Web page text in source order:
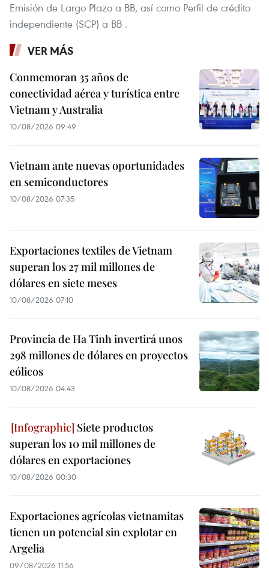
Emisión de Largo Plazo a BB, así como Perfil de crédito
independiente (SCP) a BB .
VER MÁS
Conmemoran 35 años de
conectividad aérea y turística entre
Vietnam y Australia
10/08/2026 09:49
Vietnam ante nuevas oportunidades
en semiconductores
10/08/2026 07:35
Exportaciones textiles de Vietnam
superan los 27 mil millones de
dólares en siete meses
10/08/2026 07:10
Provincia de Ha Tinh invertirá unos
298 millones de dólares en proyectos
eólicos
10/08/2026 04:43
Siete productos
superan los 10 mil millones de
dólares en exportaciones
10/08/2026 00:30
Exportaciones agrícolas vietnamitas
tienen un potencial sin explotar en
Argelia
09/08/2026 11:56